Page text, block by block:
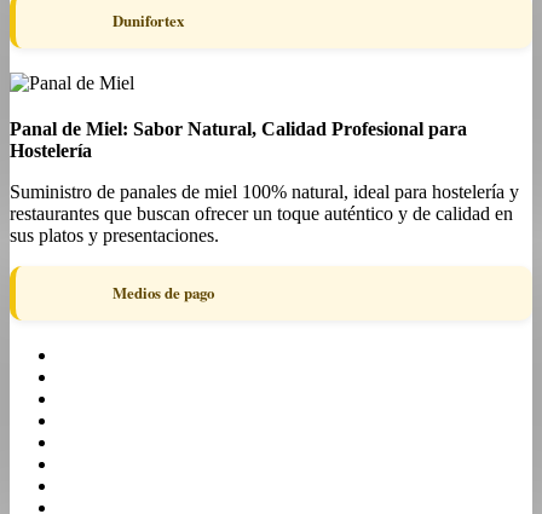
Dunifortex
Panal de Miel: Sabor Natural, Calidad Profesional para
Hostelería
Suministro de panales de miel 100% natural, ideal para hostelería y
restaurantes que buscan ofrecer un toque auténtico y de calidad en
sus platos y presentaciones.
Medios de pago